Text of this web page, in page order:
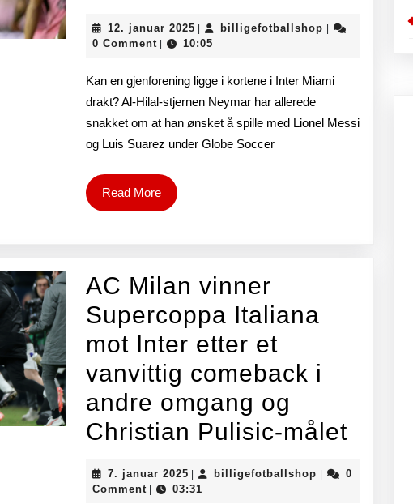
blir
12. januar 2025 12.
januar
billigefotballshop
0 Comment 10:05
Kan en gjenforening ligge i kortene i Inter Miami
drakt? Al-Hilal-stjernen Neymar har allerede
snakket om at han ønsket å spille med Lionel Messi
og Luis Suarez under Globe Soccer
Read MoreRead
More
AC Milan vinner
Supercoppa Italiana
mot Inter etter et
vanvittig comeback i
andre omgang og
Christian Pulisic-målet
7. januar 2025 7.
januar
billigefotballshop billigefotballshop
0
Comment
03:31